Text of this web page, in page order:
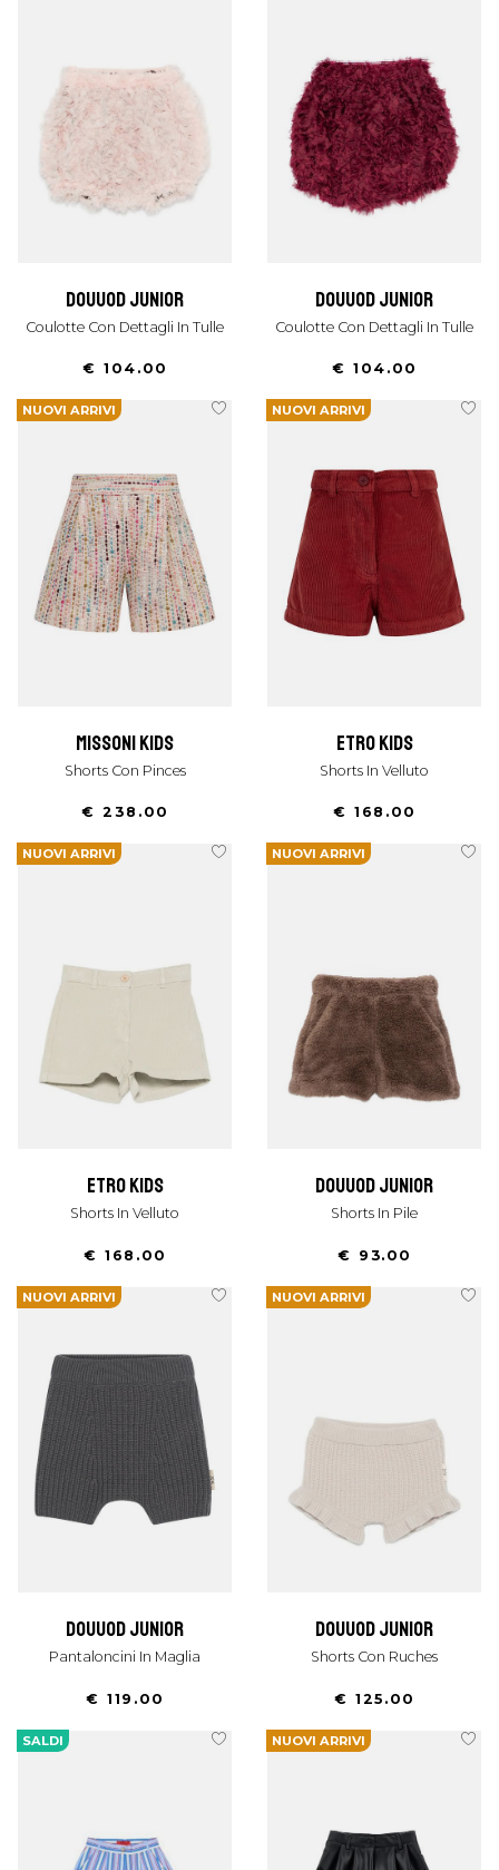
douuod junior
Coulotte Con Dettagli In Tulle
€ 104.00
douuod junior
Coulotte Con Dettagli In Tulle
€ 104.00
NUOVI ARRIVI
missoni kids
Shorts Con Pinces
€ 238.00
NUOVI ARRIVI
etro kids
Shorts In Velluto
€ 168.00
NUOVI ARRIVI
etro kids
Shorts In Velluto
€ 168.00
NUOVI ARRIVI
douuod junior
Shorts In Pile
€ 93.00
NUOVI ARRIVI
douuod junior
Pantaloncini In Maglia
€ 119.00
NUOVI ARRIVI
douuod junior
Shorts Con Ruches
€ 125.00
SALDI NUOVI ARRIVI